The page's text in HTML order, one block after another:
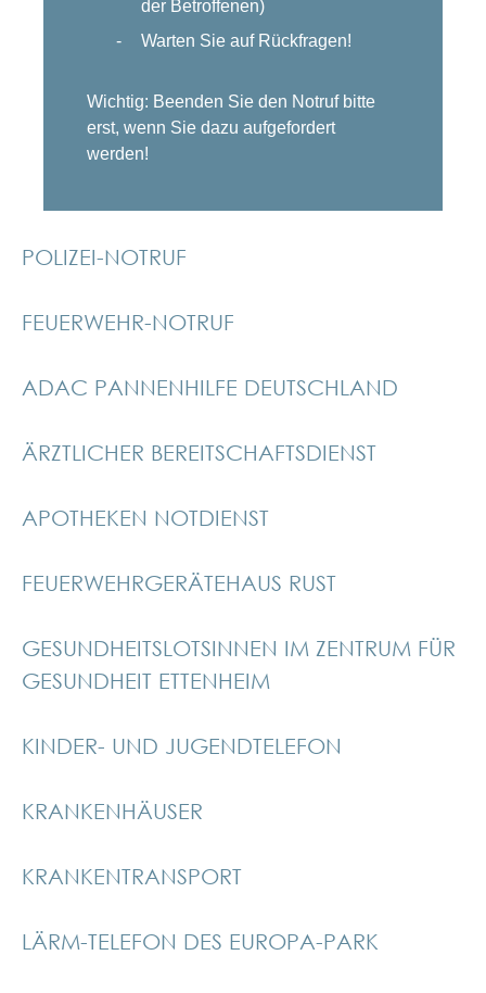
der Betroffenen)
Warten Sie auf Rückfragen!
Wichtig: Beenden Sie den Notruf bitte
erst, wenn Sie dazu aufgefordert
werden!
POLIZEI-NOTRUF
FEUERWEHR-NOTRUF
ADAC PANNENHILFE DEUTSCHLAND
ÄRZTLICHER BEREITSCHAFTSDIENST
APOTHEKEN NOTDIENST
FEUERWEHRGERÄTEHAUS RUST
GESUNDHEITSLOTSINNEN IM ZENTRUM FÜR
GESUNDHEIT ETTENHEIM
KINDER- UND JUGENDTELEFON
KRANKENHÄUSER
KRANKENTRANSPORT
LÄRM-TELEFON DES EUROPA-PARK